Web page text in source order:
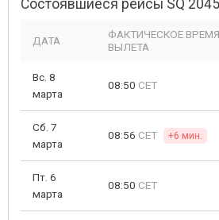
Состоявшиеся рейсы SQ 2045
ДАТА
ФАКТИЧЕСКОЕ ВРЕМЯ
ВЫЛЕТА
Вс. 8
марта
08:50 CET
Сб. 7
марта
08:56 CET +6 мин.
Пт. 6
марта
08:50 CET